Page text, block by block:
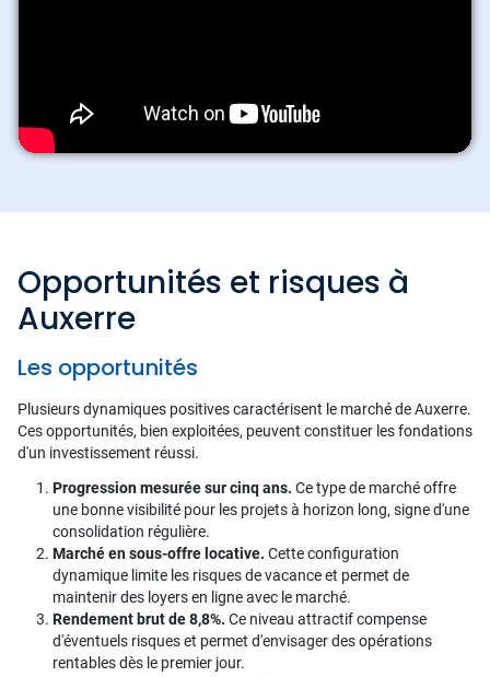
Opportunités et risques à
Auxerre
Les opportunités
Plusieurs dynamiques positives caractérisent le marché de Auxerre.
Ces opportunités, bien exploitées, peuvent constituer les fondations
d'un investissement réussi.
Progression mesurée sur cinq ans. Ce type de marché offre
une bonne visibilité pour les projets à horizon long, signe d'une
consolidation régulière.
Marché en sous-offre locative. Cette configuration
dynamique limite les risques de vacance et permet de
maintenir des loyers en ligne avec le marché.
Rendement brut de 8,8%. Ce niveau attractif compense
d'éventuels risques et permet d'envisager des opérations
rentables dès le premier jour.